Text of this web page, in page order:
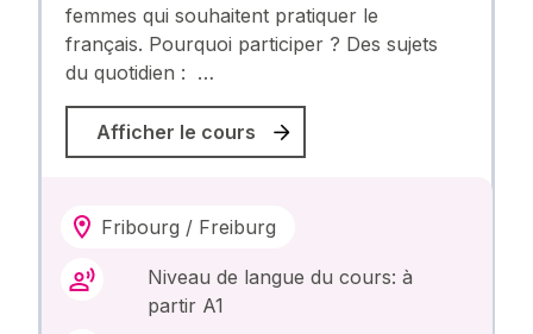
femmes qui souhaitent pratiquer le
français. Pourquoi participer ? Des sujets
du quotidien : …
Afficher le cours
Fribourg / Freiburg
Niveau de langue du cours: à
partir A1